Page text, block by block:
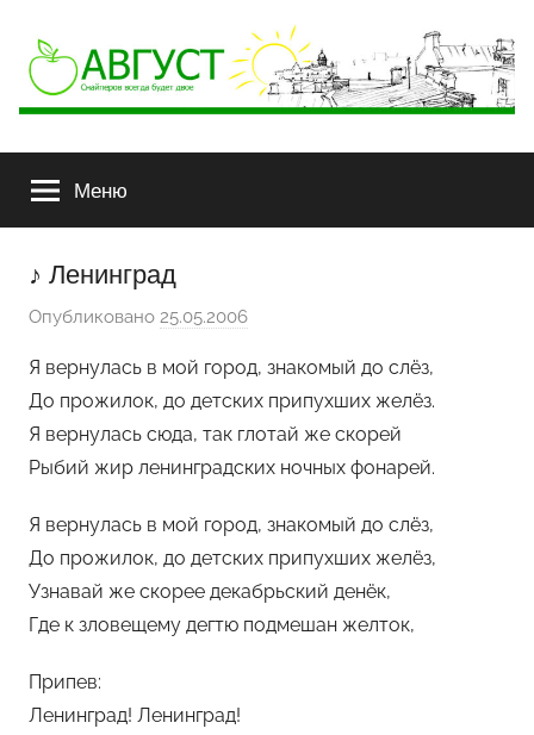
АВГУСТ
будет
двое
Меню
♪ Ленинград
Опубликовано 25.05.2006
т
о
р
о
G
r
e
e
Я вернулась в мой город, знакомый до слёз,
До прожилок, до детских припухших желёз.
Я вернулась сюда, так глотай же скорей
Рыбий жир ленинградских ночных фонарей.
Я вернулась в мой город, знакомый до слёз,
До прожилок, до детских припухших желёз,
Узнавай же скорее декабрьский денёк,
Где к зловещему дегтю подмешан желток,
Припев:
Ленинград! Ленинград!